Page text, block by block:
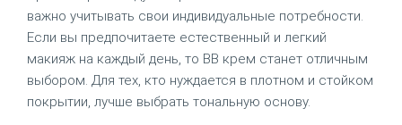
важно учитывать свои индивидуальные потребности.
Если вы предпочитаете естественный и легкий
макияж на каждый день, то BB крем станет отличным
выбором. Для тех, кто нуждается в плотном и стойком
покрытии, лучше выбрать тональную основу.